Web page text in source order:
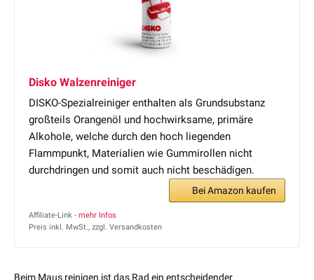
Disko Walzenreiniger
DISKO-Spezialreiniger enthalten als Grundsubstanz
großteils Orangenöl und hochwirksame, primäre
Alkohole, welche durch den hoch liegenden
Flammpunkt, Materialien wie Gummirollen nicht
durchdringen und somit auch nicht beschädigen.
Bei Amazon kaufen
Affiliate-Link - mehr Infos
Preis inkl. MwSt., zzgl. Versandkosten
Beim Maus reinigen ist das Rad ein entscheidender